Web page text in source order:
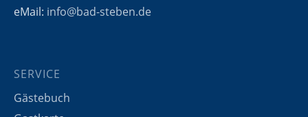
eMail: info@bad-steben.de
SERVICE
Gästebuch